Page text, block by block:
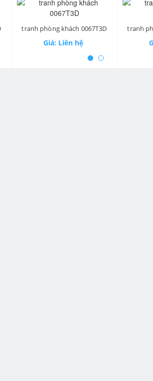
tranh phòng khách 0067T3D
Giá: Liên hệ
tranh phòng
Giá: